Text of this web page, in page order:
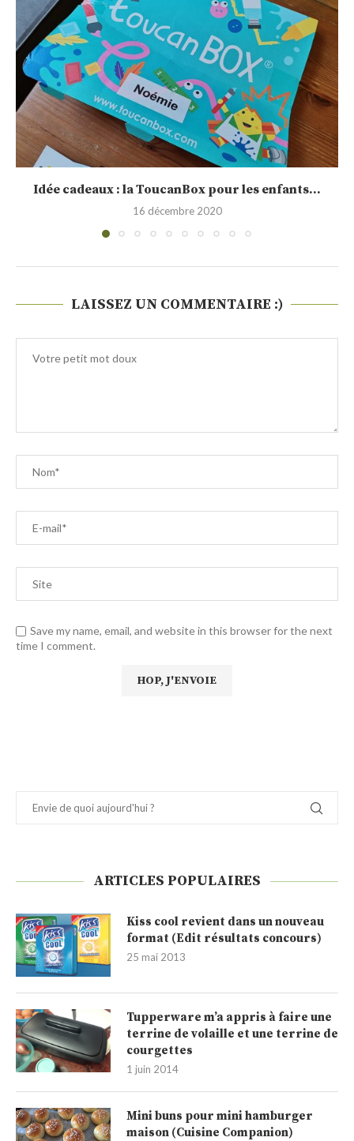
Sélection de calendrier de l’Avent 2020
30 novembre 2020
LAISSEZ UN COMMENTAIRE :)
Save my name, email, and website in this browser for the next
time I comment.
ARTICLES POPULAIRES
Kiss cool revient dans un nouveau
format (Edit résultats concours)
25 mai 2013
Tupperware m’a appris à faire une
terrine de volaille et une terrine de
courgettes
1 juin 2014
Mini buns pour mini hamburger
maison (Cuisine Companion)